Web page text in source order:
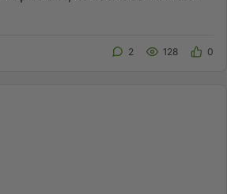
2 128 0